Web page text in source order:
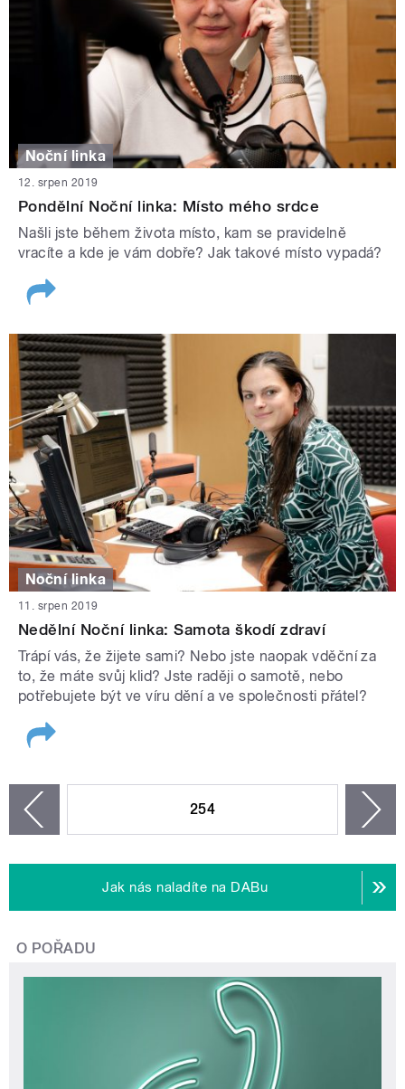
Noční linka
12. srpen 2019
Pondělní Noční linka: Místo mého srdce
Našli jste během života místo, kam se pravidelně
vracíte a kde je vám dobře? Jak takové místo vypadá?
Noční linka
11. srpen 2019
Nedělní Noční linka: Samota škodí zdraví
Trápí vás, že žijete sami? Nebo jste naopak vděční za
to, že máte svůj klid? Jste raději o samotě, nebo
potřebujete být ve víru dění a ve společnosti přátel?
254
Jak nás naladíte na DABu
O POŘADU